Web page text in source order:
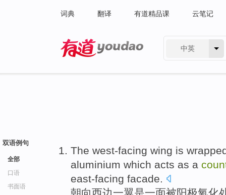
词典 翻译 有道精品课 云笔记
中英
双语例句
全部
口语
书面语
The west-facing wing is
aluminium which acts as a
east-facing facade.